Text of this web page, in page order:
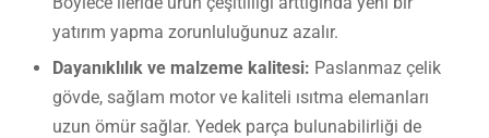
yatırım yapma zorunluluğunuz azalır.
Dayanıklılık ve malzeme kalitesi: Paslanmaz çelik
gövde, sağlam motor ve kaliteli ısıtma elemanları
uzun ömür sağlar. Yedek parça bulunabilirliği de